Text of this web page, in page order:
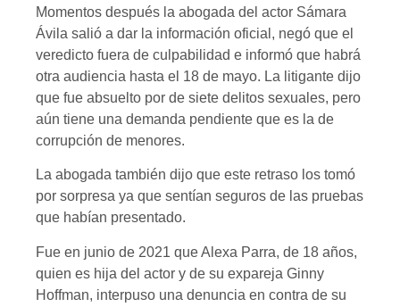
Momentos después la abogada del actor Sámara
Ávila salió a dar la información oficial, negó que el
veredicto fuera de culpabilidad e informó que habrá
otra audiencia hasta el 18 de mayo. La litigante dijo
que fue absuelto por de siete delitos sexuales, pero
aún tiene una demanda pendiente que es la de
corrupción de menores.
La abogada también dijo que este retraso los tomó
por sorpresa ya que sentían seguros de las pruebas
que habían presentado.
Fue en junio de 2021 que Alexa Parra, de 18 años,
quien es hija del actor y de su expareja Ginny
Hoffman, interpuso una denuncia en contra de su